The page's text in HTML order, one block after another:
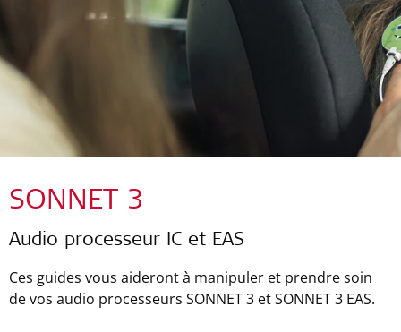
SONNET 3
Audio processeur IC et EAS
Ces guides vous aideront à manipuler et prendre soin
de vos audio processeurs SONNET 3 et SONNET 3 EAS.